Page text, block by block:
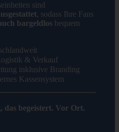
sind
, sodass Ihre Fans
bargeldlos bequem
& Verkauf
inklusive Branding
Kassensystem
das begeistert. Vor Ort.